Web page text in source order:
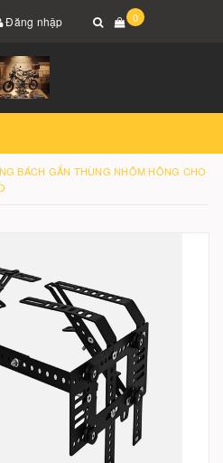
Đăng nhập 0
BÁCH GẮN THÙNG NHÔM HÔNG CHO